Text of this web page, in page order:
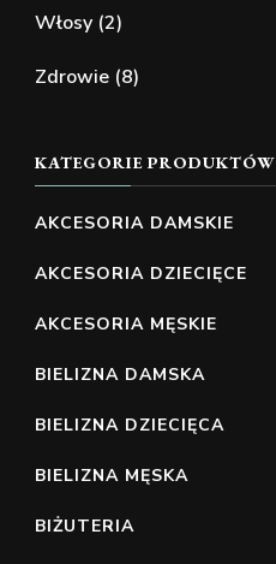
Włosy (2)
Zdrowie (8)
KATEGORIE PRODUKTÓW
AKCESORIA DAMSKIE
AKCESORIA DZIECIĘCE
AKCESORIA MĘSKIE
BIELIZNA DAMSKA
BIELIZNA DZIECIĘCA
BIELIZNA MĘSKA
BIŻUTERIA